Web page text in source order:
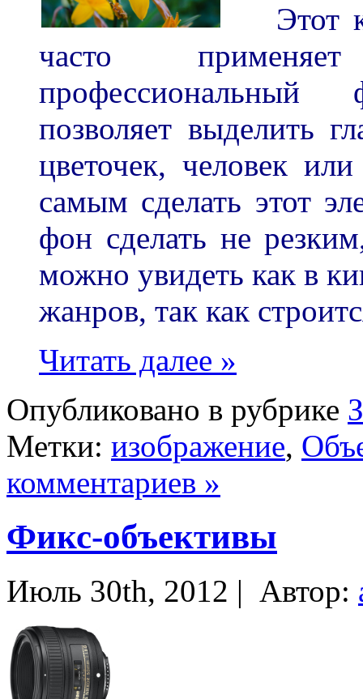
Этот
часто
позволяет выделить
цветочек, человек
самым сделать этот
фон сделать не
можно увидеть как в
жанров, так как
Читать далее »
Опубликовано в рубрике
Метки: изображение,
комментариев »
Фикс-объективы
Июль 30th, 2012 | Автор: